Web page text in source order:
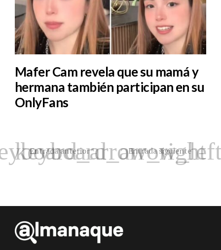
Mafer Cam revela que su mamá y
hermana también participan en su
OnlyFans
Entrada anterior Entrada siguiente